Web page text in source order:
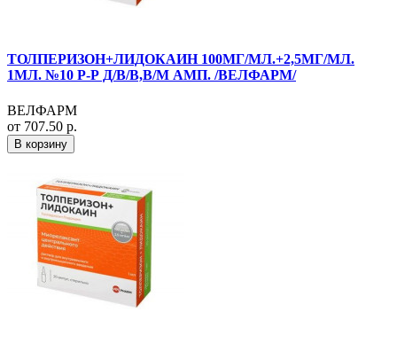
ТОЛПЕРИЗОН+ЛИДОКАИН 100МГ/МЛ.+2,5МГ/МЛ.
1МЛ. №10 Р-Р Д/В/В,В/М АМП. /ВЕЛФАРМ/
ВЕЛФАРМ
от 707.50 р.
В корзину